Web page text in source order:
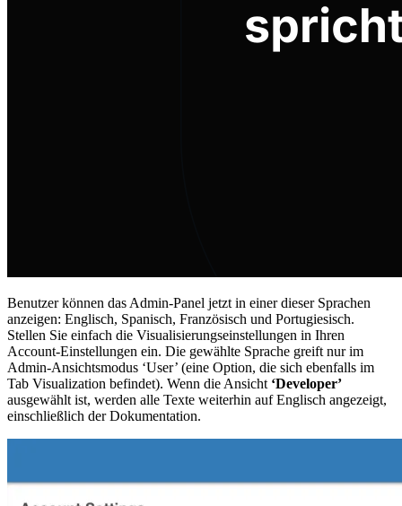
Benutzer können das Admin-Panel jetzt in einer dieser Sprachen
anzeigen: Englisch, Spanisch, Französisch und Portugiesisch.
Stellen Sie einfach die Visualisierungseinstellungen in Ihren
Account-Einstellungen ein. Die gewählte Sprache greift nur im
Admin-Ansichtsmodus ‘User’ (eine Option, die sich ebenfalls im
Tab Visualization befindet). Wenn die Ansicht ‘Developer’
ausgewählt ist, werden alle Texte weiterhin auf Englisch angezeigt,
einschließlich der Dokumentation.